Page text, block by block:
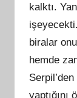
kalktı.
biralar
hemde